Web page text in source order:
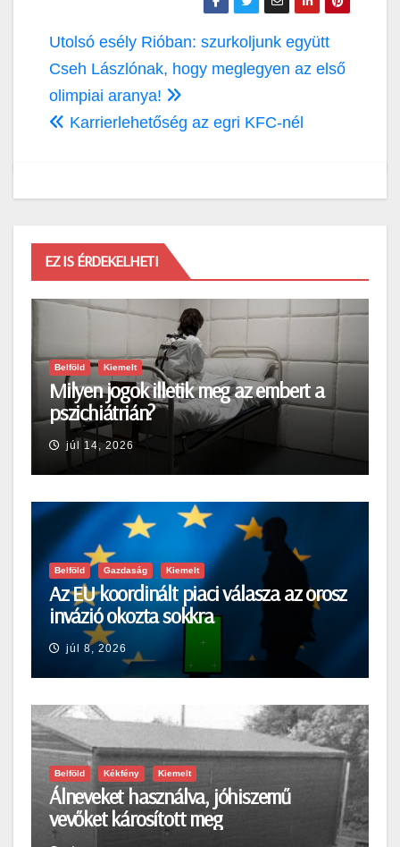
Bejegyzés
navigáció
Utolsó esély Rióban: szurkoljunk együtt
Cseh Lászlónak, hogy meglegyen az első
olimpiai aranya!
Karrierlehetőség az egri KFC-nél
EZ IS ÉRDEKELHETI
Belföld Kiemelt
Milyen jogok illetik meg az embert a
pszichiátrián?
júl 14, 2026
Belföld Gazdaság Kiemelt
Az EU koordinált piaci válasza az orosz
invázió okozta sokkra
júl 8, 2026
Belföld Kékfény Kiemelt
Álneveket használva, jóhiszemű
vevőket károsított meg